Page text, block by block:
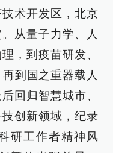
术开发区，北京
从量子力学、人
，到疫苗研发、
到国之重器载人
回归智慧城市、
创新领域，纪录
研工作者精神风